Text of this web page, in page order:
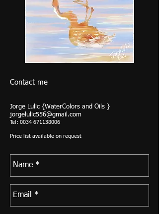
Contact me
Jorge Lulic {WaterColors and Oils }
jorgelulic556@gmail.com
Tel: 0034 671138006
Price list available on request